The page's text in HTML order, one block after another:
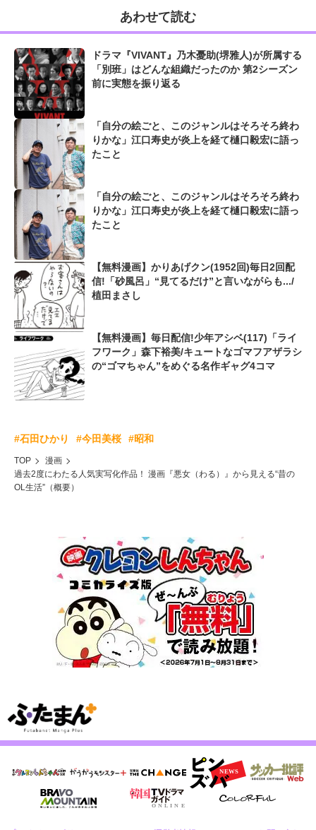
あわせて読む
ドラマ『VIVANT』乃木憂助(堺雅人)が所属する
「別班」はどんな組織だったのか 第2シーズン
前に実態を振り返る
「自分の絵ごと、このジャンルはそろそろ終わ
りかな」江口寿史が炎上を経て樋口毅宏に語っ
たこと
「自分の絵ごと、このジャンルはそろそろ終わ
りかな」江口寿史が炎上を経て樋口毅宏に語っ
たこと
【無料漫画】かりあげクン(1952回)毎日2回配
信!「砂風呂」“見てるだけ”と言いながらも.../
植田まさし
【無料漫画】毎日配信!少年アシベ(117)「ライ
フワーク」森下裕美/キュートなゴマフアザラシ
の“ゴマちゃん”をめぐる名作ギャグ4コマ
#石田ひかり #今田美桜 #昭和
TOP
漫画
過去2度にわたる人気実写化作品！ 漫画『悪女（わる）』から見える“昔の
OL生活”（概要）